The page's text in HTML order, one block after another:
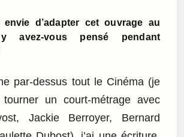
envie d’adapter cet ouvrage au
avez-vous pensé pendant
par-dessus tout le Cinéma (je
un court-métrage avec
Jackie Berroyer, Bernard